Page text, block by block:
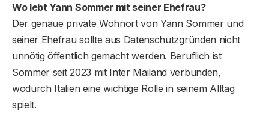
Wo lebt Yann Sommer mit seiner Ehefrau?
Der genaue private Wohnort von Yann Sommer und
seiner Ehefrau sollte aus Datenschutzgründen nicht
unnötig öffentlich gemacht werden. Beruflich ist
Sommer seit 2023 mit Inter Mailand verbunden,
wodurch Italien eine wichtige Rolle in seinem Alltag
spielt.